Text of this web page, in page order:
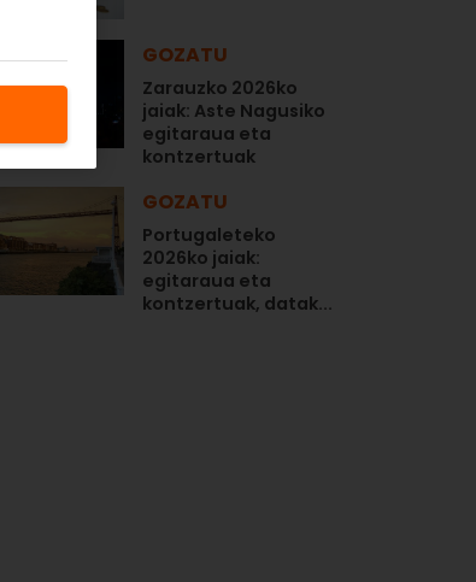
GOZATU
Zarauzko 2026ko
jaiak: Aste Nagusiko
egitaraua eta
kontzertuak
GOZATU
Portugaleteko
2026ko jaiak:
egitaraua eta
kontzertuak, datak...